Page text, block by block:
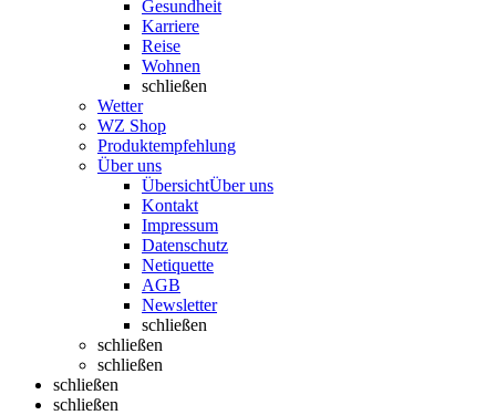
Gesundheit
Karriere
Reise
Wohnen
schließen
Wetter
WZ Shop
Produktempfehlung
Über uns
ÜbersichtÜber uns
Kontakt
Impressum
Datenschutz
Netiquette
AGB
Newsletter
schließen
schließen
schließen
schließen
schließen